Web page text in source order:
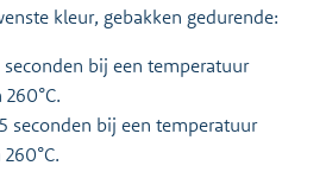
kleur, gebakken gedurende:
seconden bij een temperatuur
seconden bij een temperatuur